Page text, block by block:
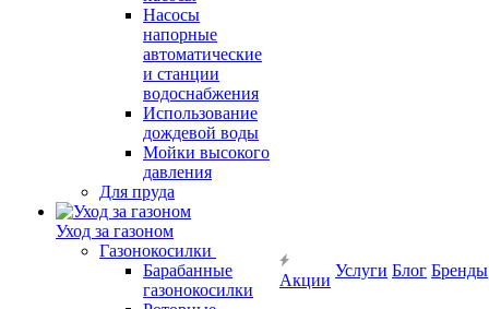
Насосы
напорные
автоматические
и станции
водоснабжения
Использование
дождевой воды
Мойки высокого
давления
Для пруда
Уход за газоном
Газонокосилки
Барабанные
газонокосилки
Акции
Услуги Блог Бренды